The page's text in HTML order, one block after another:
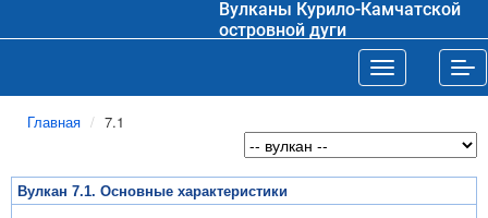
Вулканы Курило-Камчатской
островной дуги
Toggle
Главная 7.1
Вулкан 7.1. Основные характеристики